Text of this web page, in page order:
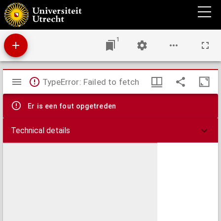
IJzer affuit tot ijzer kanon à 6 lb. : het 1/6. deel van zijn effective groote
1
Mirador
viewer
TypeError: Failed to fetch
Er is een fout opgetreden
Technical details